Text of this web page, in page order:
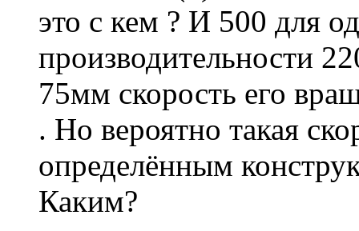
это с кем ? И 500 для
производительности
75мм скорость его
. Но вероятно такая
определённым
Каким?